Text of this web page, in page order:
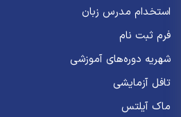
استخدام مدرس زبان
فرم ثبت نام
شهریه دوره‌های آموزشی
تافل آزمایشی
ماک آیلتس